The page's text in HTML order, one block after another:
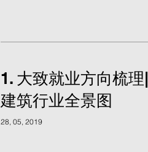
1. 大致就业方向梳理|
建筑行业全景图
28, 05, 2019